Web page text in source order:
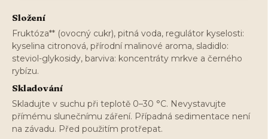
Složení
Fruktóza** (ovocný cukr), pitná voda, regulátor kyselosti:
kyselina citronová, přírodní malinové aroma, sladidlo:
steviol-glykosidy, barviva: koncentráty mrkve a černého
rybízu.
Skladování
Skladujte v suchu při teplotě 0–30 °C. Nevystavujte
přímému slunečnímu záření. Případná sedimentace není
na závadu. Před použitím protřepat.